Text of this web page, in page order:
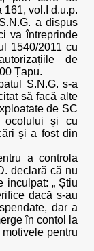
vol.I d.u.p.
a dispus
va întreprinde
1540/2011 cu
de
Țapu.
S.N.G. s-a
să facă alte
de SC
ocolului și cu
și a fost din
a controla
declară că nu
inculpat: „ Știu
dacă s-au
dar a
în contol la
pentru